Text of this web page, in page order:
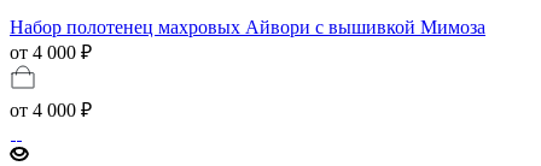
Набор полотенец махровых Айвори с вышивкой Мимоза
от 4 000 ₽
от 4 000 ₽